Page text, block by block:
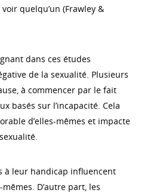
quelqu’un (Frawley &
dans ces études
de la sexualité. Plusieurs
à commencer par le fait
basés sur l’incapacité. Cela
d’elles-mêmes et impacte
à leur handicap influencent
D’autre part, les